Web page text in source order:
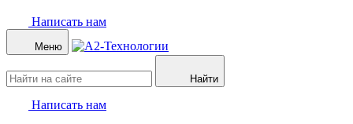
Написать нам
Меню
Найти
Написать нам